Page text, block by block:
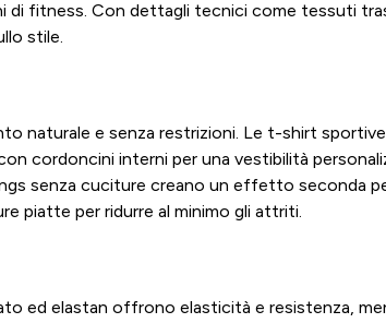
di fitness. Con dettagli tecnici come tessuti
stile.
naturale e senza restrizioni. Le t-shirt
cordoncini interni per una vestibilità
senza cuciture creano un effetto seconda
piatte per ridurre al minimo gli attriti.
ed elastan offrono elasticità e resistenza,